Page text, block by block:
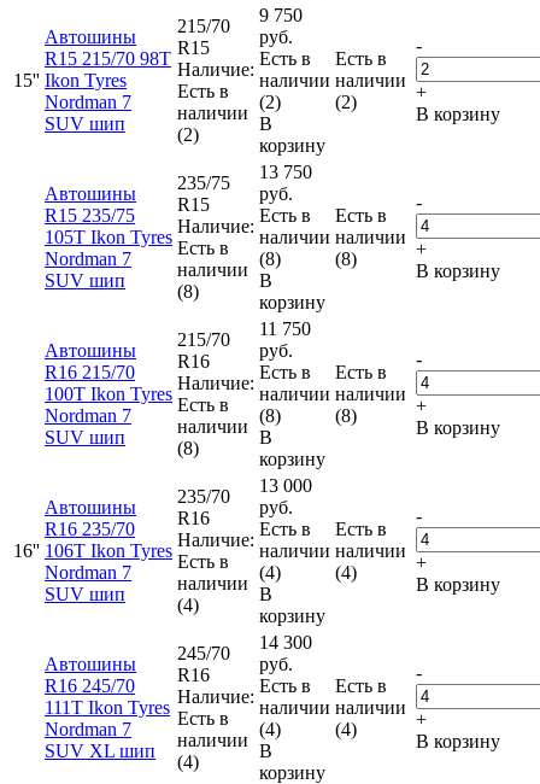
15''
Автошины
R15 215/70 98T
Ikon Tyres
Nordman 7
SUV шип
215/70
R15
Наличие:
Есть в
наличии
(2)
9 750
руб.
Есть в
наличии
(2)
В
корзину
Есть в
наличии
(2)
-
+
В корзину
Автошины
R15 235/75
105T Ikon Tyres
Nordman 7
SUV шип
235/75
R15
Наличие:
Есть в
наличии
(8)
13 750
руб.
Есть в
наличии
(8)
В
корзину
Есть в
наличии
(8)
-
+
В корзину
16''
Автошины
R16 215/70
100T Ikon Tyres
Nordman 7
SUV шип
215/70
R16
Наличие:
Есть в
наличии
(8)
11 750
руб.
Есть в
наличии
(8)
В
корзину
Есть в
наличии
(8)
-
+
В корзину
Автошины
R16 235/70
106T Ikon Tyres
Nordman 7
SUV шип
235/70
R16
Наличие:
Есть в
наличии
(4)
13 000
руб.
Есть в
наличии
(4)
В
корзину
Есть в
наличии
(4)
-
+
В корзину
Автошины
R16 245/70
111T Ikon Tyres
Nordman 7
SUV XL шип
245/70
R16
Наличие:
Есть в
наличии
(4)
14 300
руб.
Есть в
наличии
(4)
В
корзину
Есть в
наличии
(4)
-
+
В корзину